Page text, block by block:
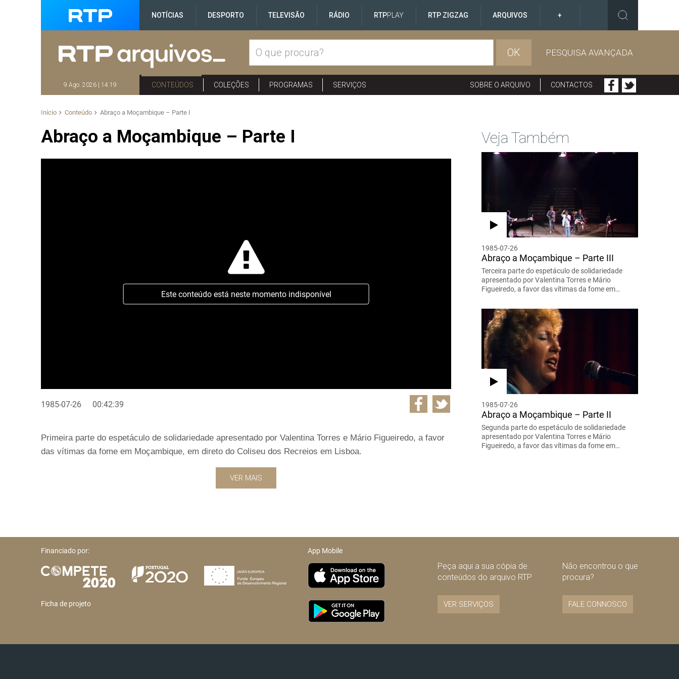
NOTÍCIAS DESPORTO TELEVISÃO RÁDIO RTPPLAY RTP ZIGZAG ARQUIVOS +
OK PESQUISA AVANÇADA
9 Ago. 2026 | 14:19 CONTEÚDOS COLEÇÕES PROGRAMAS SERVIÇOS SOBRE O ARQUIVO CONTACTOS
Início Conteúdo Abraço a Moçambique – Parte I
Abraço a Moçambique – Parte I
Este conteúdo está neste momento indisponível
1985-07-26 00:42:39
Primeira parte do espetáculo de solidariedade apresentado por Valentina Torres e Mário Figueiredo, a favor
das vítimas da fome em Moçambique, em direto do Coliseu dos Recreios em Lisboa.
VER MAIS
Veja Também
1985-07-26
Abraço a Moçambique – Parte III
Terceira parte do espetáculo de solidariedade
apresentado por Valentina Torres e Mário
Figueiredo, a favor das vítimas da fome em…
1985-07-26
Abraço a Moçambique – Parte II
Segunda parte do espetáculo de solidariedade
apresentado por Valentina Torres e Mário
Figueiredo, a favor das vítimas da fome em…
Financiado por:
Ficha de projeto
App Mobile
Peça aqui a sua cópia de
conteúdos do arquivo RTP
VER SERVIÇOS
Não encontrou o que
procura?
FALE CONNOSCO